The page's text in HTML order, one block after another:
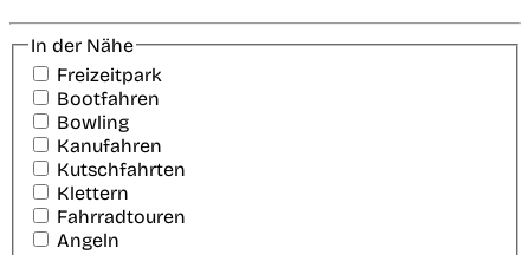
In der Nähe
Freizeitpark
Bootfahren
Bowling
Kanufahren
Kutschfahrten
Klettern
Fahrradtouren
Angeln